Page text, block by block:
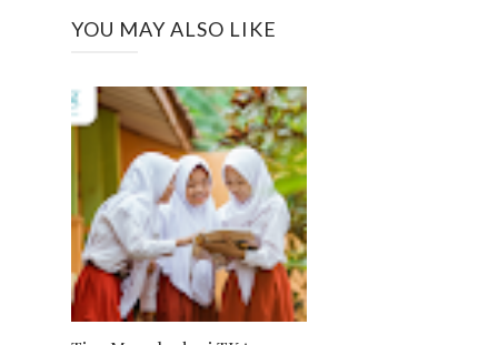
YOU MAY ALSO LIKE